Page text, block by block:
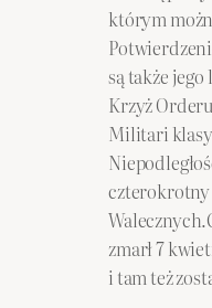
którym
są także
Krzyż
Militari
zmarł 7
i tam też